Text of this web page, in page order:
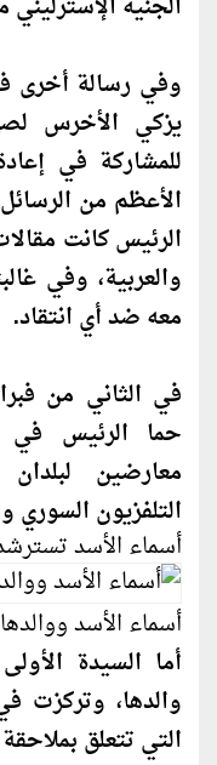
وفي رسالة أخرى
يزكي الأخرس
للمشاركة في
الأعظم من
الرئيسكانت
والعربية، وفي
معه ضد أي انتقاد.
في الثاني من
حما الرئيس في
معارضين
التلفزيون السوري
أسماء الأسد
أسماء الأسد ووالدها
أما السيدة
والدها، وتركزت
التي تتعلق